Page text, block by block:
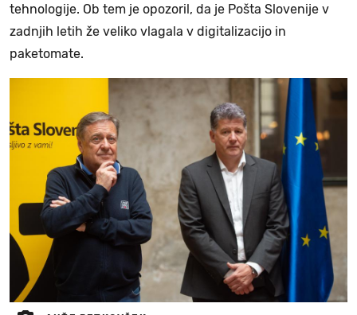
tehnologije. Ob tem je opozoril, da je Pošta Slovenije v
zadnjih letih že veliko vlagala v digitalizacijo in
paketomate.